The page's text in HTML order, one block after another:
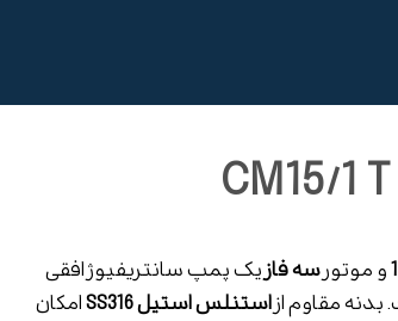
و موتورسه فازیک پمپ سانتریفیوژ افقی
بدنه مقاوم ازاستنلس استیل SS316
امکان